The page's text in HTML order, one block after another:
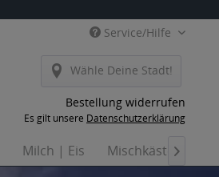
Service/Hilfe
Wähle Deine Stadt!
Bestellung widerrufen
Es gilt unsere Datenschutzerklärung
Milch | Eis Mischkästen
